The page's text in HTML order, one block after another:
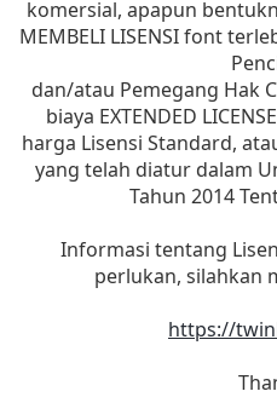
komersial, apapun
MEMBELI LISENSI font
dan/atau Pemegang Hak
biaya EXTENDED
harga Lisensi Standard,
yang telah diatur dalam
Tahun 2014
Informasi tentang
perlukan, silahkan
https://